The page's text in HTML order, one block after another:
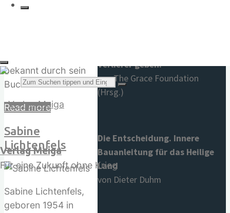
Suchen
nach:
Verlag Meiga
Für eine Zukunft ohne Krieg
bekannt durch sein
Buch…
Read more"Dieter
Sabine
Lichtenfels
Sabine Lichtenfels,
geboren 1954 in
Verlierer geben.
von The Grace Foundation
(Hrsg.)
Die Entscheidung. Innere
Bauanleitung für das Heilige
Land
von Dieter Duhm